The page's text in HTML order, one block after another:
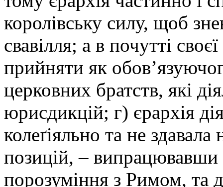
королівську силу, щоб
свавілля; а в почутті
прийняти як
церковних братств, які
юрисдикцій; г) єрархія
колеґіяльно та не
позицій, – випрацювавши
порозуміння з Римом, та